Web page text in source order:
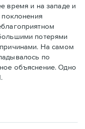
время и на западе и
поклонения
потерями
На самом
по
объяснение. Одно